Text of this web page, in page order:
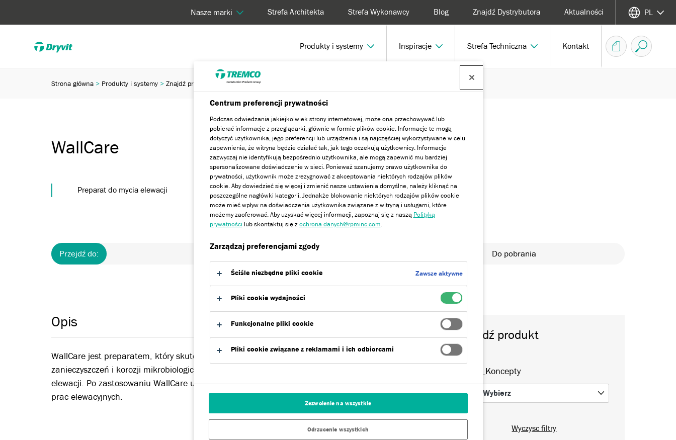
Produkty i systemy Inspiracje Strefa Techniczna Kontakt
Strefa Architekta Strefa Wykonawcy Blog Znajdź Dystrybutora Aktualności
Nasze marki PL
WallCare
Preparat do mycia elewacji
Strona główna Produkty i systemy Znajdź produkt lub system WallCare
Przejdź do: Do pobrania
Znajdź produkt
Dryvit_Koncepty
0 Wybierz
Wyczysc filtry
Opis
WallCare jest preparatem, który skutecznie usuwa zabrudzenia powstałe na skutek
zanieczyszczeń i korozji mikrobiologicznej jak np. glony, grzyby, mchy i porosty z powierzchni
elewacji. Po zastosowaniu WallCare uzyskujemy czystą powierzchnię przygotowaną do dalszych
prac elewacyjnych.
Centrum preferencji prywatności
Podczas odwiedzania jakiejkolwiek strony internetowej, może ona przechowywać lub
pobierać informacje z przeglądarki, głównie w formie plików cookie. Informacje te mogą
dotyczyć użytkownika, jego preferencji lub urządzenia i są najczęściej wykorzystywane w celu
zapewnienia, że witryna będzie działać tak, jak tego oczekują użytkownicy. Informacje
zazwyczaj nie identyfikują bezpośrednio użytkownika, ale mogą zapewnić mu bardziej
spersonalizowane doświadczenie w sieci. Ponieważ szanujemy prawo użytkownika do
prywatności, użytkownik może zrezygnować z akceptowania niektórych rodzajów plików
cookie. Aby dowiedzieć się więcej i zmienić nasze ustawienia domyślne, należy kliknąć na
poszczególne nagłówki kategorii. Jednakże blokowanie niektórych rodzajów plików cookie
może mieć wpływ na doświadczenia użytkownika związane z witryną i usługami, które
możemy zaoferować. Aby uzyskać więcej informacji, zapoznaj się z naszą Polityką
prywatności lub skontaktuj się z ochrona danych@rpminc.com
Zarządzaj preferencjami zgody
Ściśle niezbędne pliki cookie Zawsze aktywne
Pliki cookie wydajności
Funkcjonalne pliki cookie
Pliki cookie związane z reklamami i ich odbiorcami
Zezwolenie na wszystkie
Odrzucenie wszystkich